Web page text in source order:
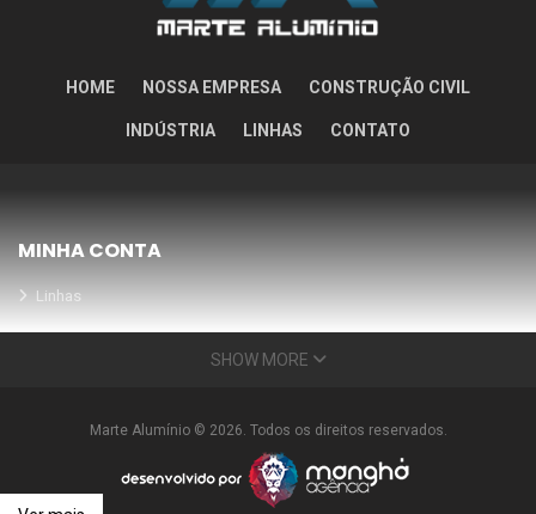
HOME NOSSA EMPRESA CONSTRUÇÃO CIVIL
INDÚSTRIA LINHAS CONTATO
MINHA CONTA
Linhas
Meus Orçamentos
Condições Especiais
SHOW MORE
Marte Alumínio © 2026. Todos os direitos reservados.